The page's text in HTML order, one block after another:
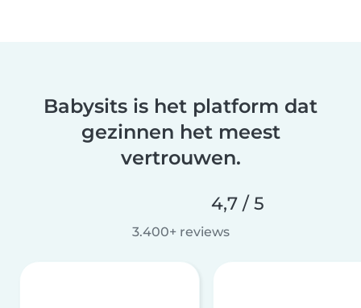
Babysits is het platform dat
gezinnen het meest
vertrouwen.
4,7 / 5
3.400+ reviews